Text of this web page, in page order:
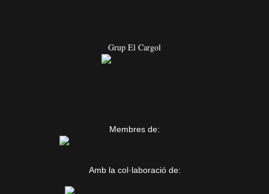
Grup El Cargol
Membres de:
Amb la col·laboració de: